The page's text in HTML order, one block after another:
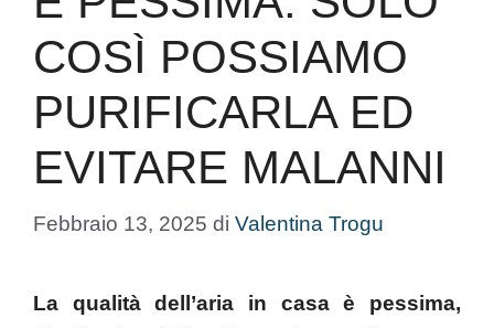
COSÌ POSSIAMO
PURIFICARLA ED
EVITARE MALANNI
Febbraio 13, 2025 di Valentina Trogu
La qualità dell’aria in casa è pessima,